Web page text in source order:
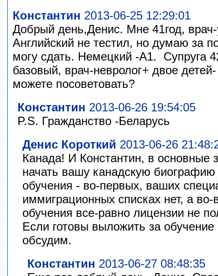
Константин 2013-06-25 12:29:01
Добрый день,Денис. Мне 41год, врач-
Английский не тестил, но думаю за
могу сдать. Немецкий -А1. Супруга
базовый, врач-невролог+ двое
можете посоветовать?
Константин 2013-06-26 19:54:05
P.S. Гражданство -Беларусь
Денис Короткий 2013-06-26
Канада! И Константин, в основные
начать вашу канадскую биографию
обучения - во-первых, ваших
иммиграционных списках нет, а во-
обучения все-равно лицензии не
Если готовы выложить за
обсудим.
Константин 2013-06-27 08:48:35